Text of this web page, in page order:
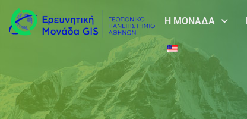
Η ΜΟΝΑΔΑ